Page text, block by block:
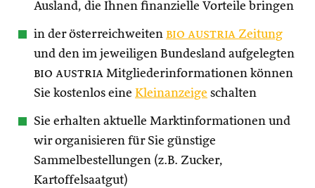
Ausland, die Ihnen finanzielle Vorteile bringen
in der österreichweiten bio austria Zeitung
und den im jeweiligen Bundesland aufgelegten
bio austria Mitgliederinformationen können
Sie kostenlos eine Kleinanzeige schalten
Sie erhalten aktuelle Marktinformationen und
wir organisieren für Sie günstige
Sammelbestellungen (z.B. Zucker,
Kartoffelsaatgut)